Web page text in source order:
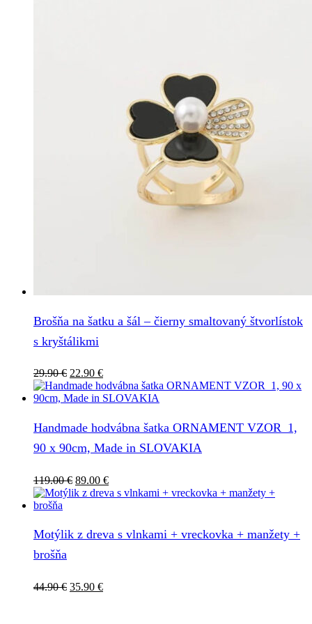
Brošňa na šatku a šál – čierny smaltovaný štvorlístok
s kryštálikmi
29.90€ Pôvodná
cena
bola:
22.90 €Aktuálna
cena
je:
Handmade hodvábna šatka ORNAMENT VZOR_1,
90 x 90cm, Made in SLOVAKIA
119.00€ Pôvodná
cena
89.00 €Aktuálna
cena
Motýlik z dreva s vlnkami + vreckovka + manžety +
brošňa
44.90€ Pôvodná
35.90 €Aktuálna